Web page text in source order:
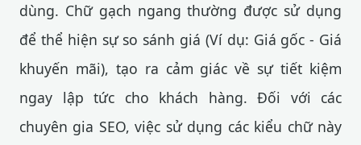
dùng. Chữ gạch ngang thường được sử dụng
để thể hiện sự so sánh giá (Ví dụ: Giá gốc - Giá
khuyến mãi), tạo ra cảm giác về sự tiết kiệm
ngay lập tức cho khách hàng. Đối với các
chuyên gia SEO, việc sử dụng các kiểu chữ này